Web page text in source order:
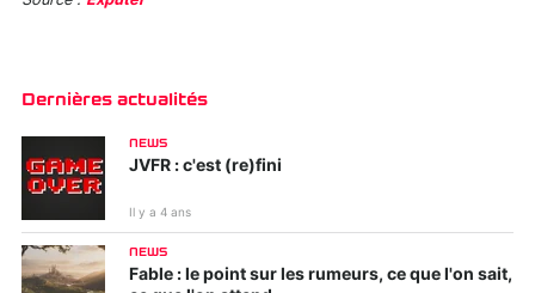
Dernières actualités
NEWS
JVFR : c'est (re)fini
Il y a 4 ans
NEWS
Fable : le point sur les rumeurs, ce que l'on sait,